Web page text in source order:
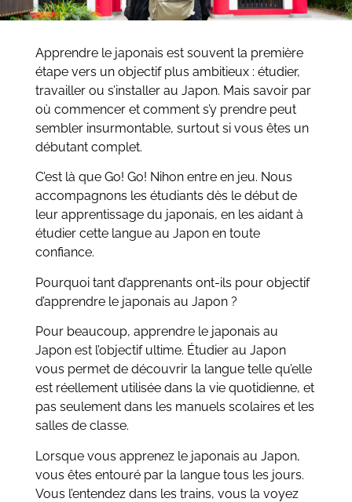
Apprendre le japonais est souvent la première
étape vers un objectif plus ambitieux : étudier,
travailler ou s’installer au Japon. Mais savoir par
où commencer et comment s’y prendre peut
sembler insurmontable, surtout si vous êtes un
débutant complet.
C’est là que Go! Go! Nihon entre en jeu. Nous
accompagnons les étudiants dès le début de
leur apprentissage du japonais, en les aidant à
étudier cette langue au Japon en toute
confiance.
Pourquoi tant d’apprenants ont-ils pour objectif
d’apprendre le japonais au Japon ?
Pour beaucoup, apprendre le japonais au
Japon est l’objectif ultime. Étudier au Japon
vous permet de découvrir la langue telle qu’elle
est réellement utilisée dans la vie quotidienne, et
pas seulement dans les manuels scolaires et les
salles de classe.
Lorsque vous apprenez le japonais au Japon,
vous êtes entouré par la langue tous les jours.
Vous l’entendez dans les trains, vous la voyez